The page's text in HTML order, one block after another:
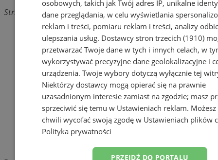
Strzelców Bytomskich 1, 44-120 Pyskowice
Dodaj firmę
Pozostałe firmy w kategorii
reklama
Tworzenie stron www -
Pyskowice
reklama
osobowych, takich jak Twój adres IP, unikalne
dane przeglądania, w celu wyświetlania
reklam i treści, pomiaru reklam i treści, analizy
ulepszania usług. Dostawcy stron trzecich (1910)
przetwarzać Twoje dane w tych i innych celach, w
wykorzystywać precyzyjne dane geolokalizacyjne i
urządzenia. Twoje wybory dotyczą wyłącznie tej
Niektórzy dostawcy mogą opierać się na prawnie
uzasadnionym interesie zamiast na zgodzie; masz
sprzeciwić się temu w Ustawieniach reklam.
chwili wycofać swoją zgodę w Ustawieniach plików
Polityka prywatności
PRZEJDŹ DO PORTALU